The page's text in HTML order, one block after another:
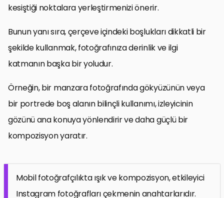
kesiştiği noktalara yerleştirmenizi önerir.
Bunun yanı sıra, çerçeve içindeki boşlukları dikkatli bir
şekilde kullanmak, fotoğrafınıza derinlik ve ilgi
katmanın başka bir yoludur.
Örneğin, bir manzara fotoğrafında gökyüzünün veya
bir portrede boş alanın bilinçli kullanımı, izleyicinin
gözünü ana konuya yönlendirir ve daha güçlü bir
kompozisyon yaratır.
Mobil fotoğrafçılıkta ışık ve kompozisyon, etkileyici
Instagram fotoğrafları çekmenin anahtarlarıdır.